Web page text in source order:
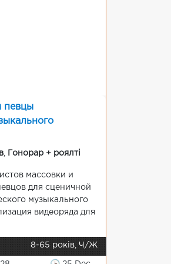
певцы
Гонорар + роялті
массовки и
для сценичной
музыкального
видеоряда для
8-65 років, Ч/Ж